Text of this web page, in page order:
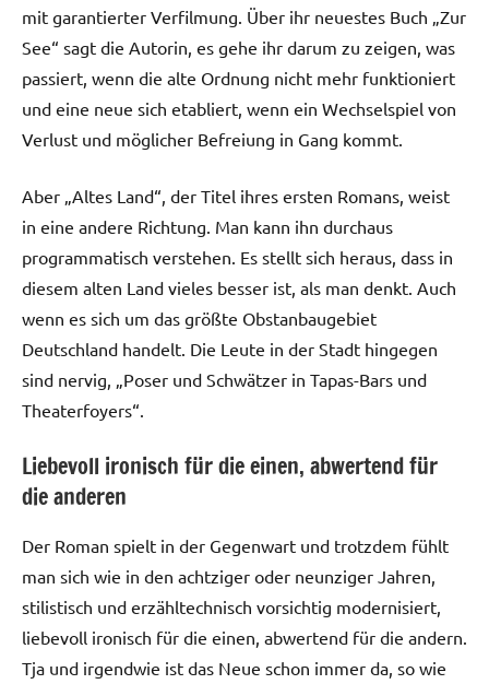
mit garantierter Verfilmung. Über ihr neuestes Buch „Zur
See“ sagt die Autorin, es gehe ihr darum zu zeigen, was
passiert, wenn die alte Ordnung nicht mehr funktioniert
und eine neue sich etabliert, wenn ein Wechselspiel von
Verlust und möglicher Befreiung in Gang kommt.
Aber „Altes Land“, der Titel ihres ersten Romans, weist
in eine andere Richtung. Man kann ihn durchaus
programmatisch verstehen. Es stellt sich heraus, dass in
diesem alten Land vieles besser ist, als man denkt. Auch
wenn es sich um das größte Obstanbaugebiet
Deutschland handelt. Die Leute in der Stadt hingegen
sind nervig, „Poser und Schwätzer in Tapas-Bars und
Theaterfoyers“.
Liebevoll ironisch für die einen, abwertend für
die anderen
Der Roman spielt in der Gegenwart und trotzdem fühlt
man sich wie in den achtziger oder neunziger Jahren,
stilistisch und erzähltechnisch vorsichtig modernisiert,
liebevoll ironisch für die einen, abwertend für die andern.
Tja und irgendwie ist das Neue schon immer da, so wie